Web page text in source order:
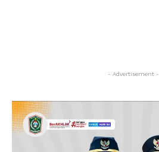
- Advertisement -